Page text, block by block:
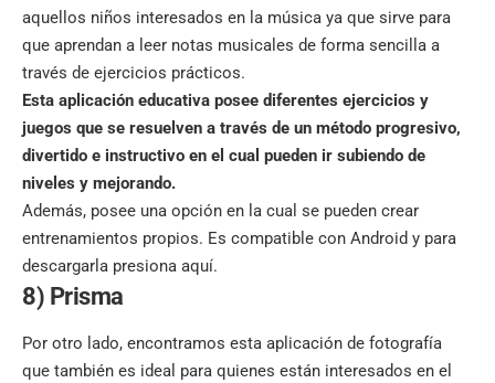
aquellos niños interesados en la música ya que sirve para
que aprendan a leer notas musicales de forma sencilla a
través de ejercicios prácticos.
Esta aplicación educativa posee diferentes ejercicios y
juegos que se resuelven a través de un método progresivo,
divertido e instructivo en el cual pueden ir subiendo de
niveles y mejorando.
Además, posee una opción en la cual se pueden crear
entrenamientos propios. Es compatible con Android y para
descargarla presiona aquí.
8) Prisma
Por otro lado, encontramos esta aplicación de fotografía
que también es ideal para quienes están interesados en el